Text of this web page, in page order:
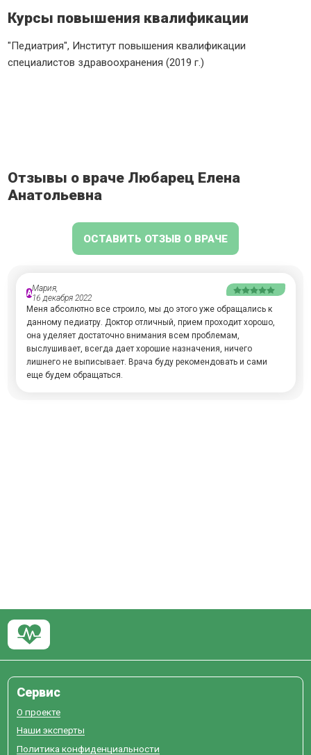
Курсы повышения квалификации
"Педиатрия", Институт повышения квалификации
специалистов здравоохранения (2019 г.)
Отзывы о враче Любарец Елена
Анатольевна
ОСТАВИТЬ ОТЗЫВ О ВРАЧЕ
АМария,
16 декабря 2022
Меня абсолютно все строило, мы до этого уже обращались к
данному педиатру. Доктор отличный, прием проходит хорошо,
она уделяет достаточно внимания всем проблемам,
выслушивает, всегда дает хорошие назначения, ничего
лишнего не выписывает. Врача буду рекомендовать и сами
еще будем обращаться.
Сервис
О проекте
Наши эксперты
Политика конфиденциальности